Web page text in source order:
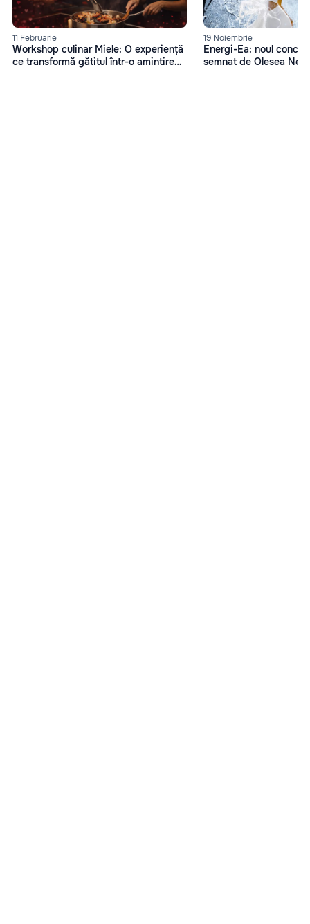
11 Februarie
Workshop culinar Miele: O experiență
ce transformă gătitul într-o amintire
19 Noiembrie
Energi-Ea: noul
semnat de Olesea